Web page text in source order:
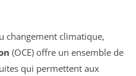
changement climatique,
(OCE) offre un ensemble de
qui permettent aux